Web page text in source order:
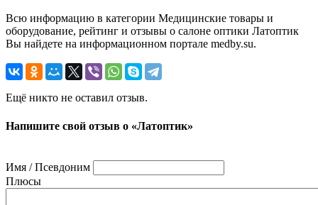
Всю информацию в категории Медицинские товары и
оборудование, рейтинг и отзывы о салоне оптики Латоптик
Вы найдете на информационном портале medby.su.
Ещё никто не оставил отзыв.
Напишите свой отзыв о «Латоптик»
Имя / Псевдоним
Плюсы